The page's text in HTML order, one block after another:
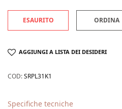
ESAURITO ORDINA
AGGIUNGI A LISTA DEI DESIDERI
COD:SRPL31K1
Specifiche tecniche